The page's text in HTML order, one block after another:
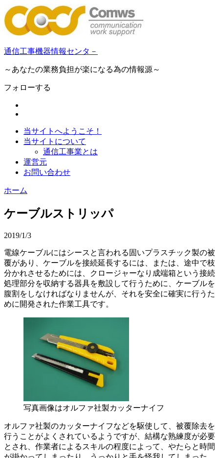
通信工事機器情報センタ－
～あなたの業務負担が楽になる為の情報源～
フォローする
当サイトへようこそ！
当サイトについて
通信工事業とは
運営元
お問い合わせ
ホーム
ケーブルストリッパ
2019/1/3
電線ケーブルにはシースと言われる固いプラスチック製の被
覆があり、ケーブルを接続延長するには、または、途中で枝
分かれさせるためには、クロージャーなり成端箱という接続
処理部分を収納する器具を敷設して行うために、ケーブルを
腹割をしなければなりませんが、それを安全に確実に行うた
めに開発された作業工具です。
写真画像はオルファ社製カッターナイフ
オルファ社製のカッターナイフなどを駆使して、被覆除去を
行うことがよくされているようですが、結構な熟練度が必要
とされ、作業者によるスキルの程度によって、やたらと時間